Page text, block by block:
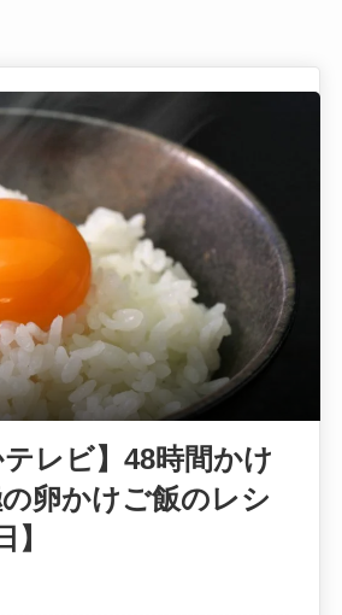
テレビ】48時間かけ
卵かけご飯のレシ
】